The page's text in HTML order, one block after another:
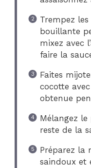
Trempez
bouillante
mixez avec
faire la
Faites
cocotte
obtenue
Mélangez
reste de la
Préparez la
saindoux et